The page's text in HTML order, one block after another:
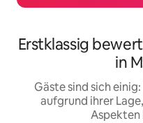
Erstklassig
in
Gäste sind sich
aufgrund ihrer